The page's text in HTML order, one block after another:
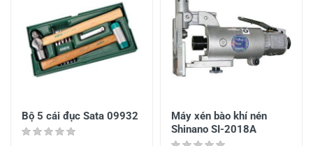
Bộ 5 cái đục Sata 09932
Máy xén bào khí nén
Shinano SI-2018A